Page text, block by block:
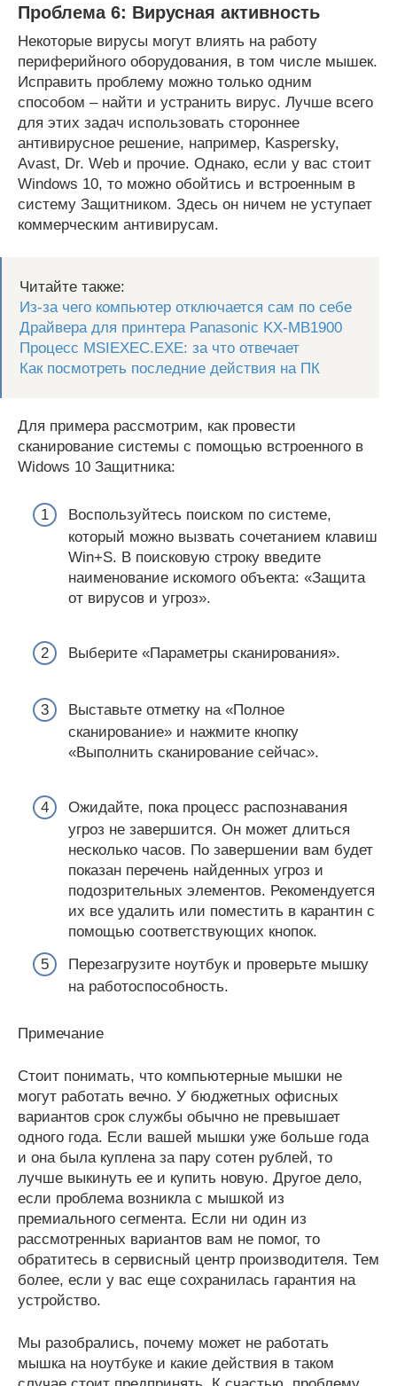
Проблема 6: Вирусная активность
Некоторые вирусы могут влиять на работу
периферийного оборудования, в том числе мышек.
Исправить проблему можно только одним
способом – найти и устранить вирус. Лучше всего
для этих задач использовать стороннее
антивирусное решение, например, Kaspersky,
Avast, Dr. Web и прочие. Однако, если у вас стоит
Windows 10, то можно обойтись и встроенным в
систему Защитником. Здесь он ничем не уступает
коммерческим антивирусам.
Читайте также:
Из-за чего компьютер отключается сам по себе
Драйвера для принтера Panasonic KX-MB1900
Процесс MSIEXEC.EXE: за что отвечает
Как посмотреть последние действия на ПК
Для примера рассмотрим, как провести
сканирование системы с помощью встроенного в
Widows 10 Защитника:
Воспользуйтесь поиском по системе,
который можно вызвать сочетанием клавиш
Win+S. В поисковую строку введите
наименование искомого объекта: «Защита
от вирусов и угроз».
Выберите «Параметры сканирования».
Выставьте отметку на «Полное
сканирование» и нажмите кнопку
«Выполнить сканирование сейчас».
Ожидайте, пока процесс распознавания
угроз не завершится. Он может длиться
несколько часов. По завершении вам будет
показан перечень найденных угроз и
подозрительных элементов. Рекомендуется
их все удалить или поместить в карантин с
помощью соответствующих кнопок.
Перезагрузите ноутбук и проверьте мышку
на работоспособность.
Примечание
Стоит понимать, что компьютерные мышки не
могут работать вечно. У бюджетных офисных
вариантов срок службы обычно не превышает
одного года. Если вашей мышки уже больше года
и она была куплена за пару сотен рублей, то
лучше выкинуть ее и купить новую. Другое дело,
если проблема возникла с мышкой из
премиального сегмента. Если ни один из
рассмотренных вариантов вам не помог, то
обратитесь в сервисный центр производителя. Тем
более, если у вас еще сохранилась гарантия на
устройство.
Мы разобрались, почему может не работать
мышка на ноутбуке и какие действия в таком